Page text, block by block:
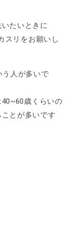
たいときに
スリをお願いし
人が多いで
歳くらいの
とが多いです